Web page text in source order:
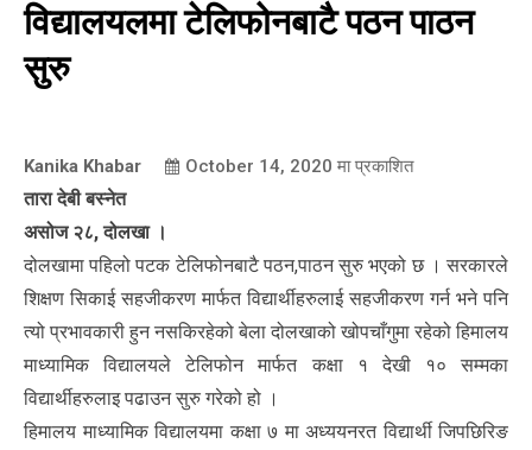
विद्यालयलमा टेलिफोनबाटै पठन पाठन
सुरु
Kanika Khabar October 14, 2020 मा प्रकाशित
तारा देबी बस्नेत
असोज २८, दोलखा ।
दोलखामा पहिलो पटक टेलिफोनबाटै पठन,पाठन सुरु भएको छ । सरकारले
शिक्षण सिकाई सहजीकरण मार्फत विद्यार्थीहरुलाई सहजीकरण गर्न भने पनि
त्यो प्रभावकारी हुन नसकिरहेको बेला दोलखाको खोपचाँगुमा रहेको हिमालय
माध्यामिक विद्यालयले टेलिफोन मार्फत कक्षा १ देखी १० सम्मका
विद्यार्थीहरुलाइ पढाउन सुरु गरेको हो ।
हिमालय माध्यामिक विद्यालयमा कक्षा ७ मा अध्ययनरत विद्यार्थी जिपछिरिङ